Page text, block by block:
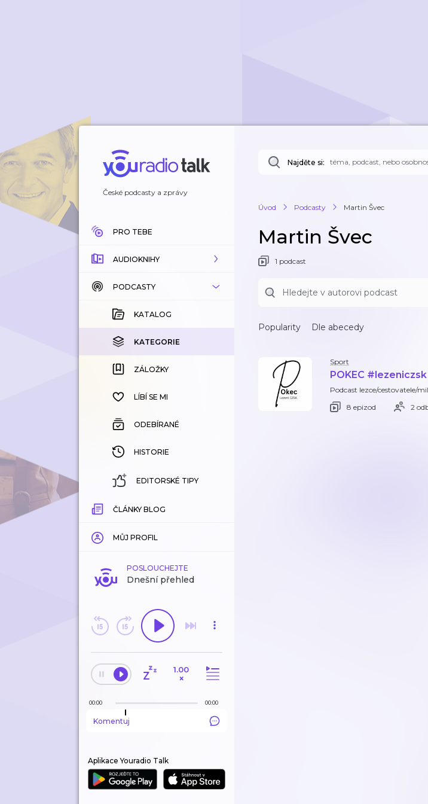
České podcasty a zprávy
PRO TEBE
AUDIOKNIHY
KATALOG
KOUPENÉ
KATEGORIE
ZÁLOŽKY
HISTORIE
PODCASTY
KATALOG
KATEGORIE
ZÁLOŽKY
LÍBÍ SE MI
ODEBÍRANÉ
HISTORIE
EDITORSKÉ TIPY
ČLÁNKY BLOG
MŮJ PROFIL
POSLOUCHEJTE
Dnešní přehled
1.00
×
00:00 00:00
Komentuj
Aplikace Youradio Talk
Najděte si:
Úvod Podcasty Martin Švec
Martin Švec
1 podcast
Popularity Dle abecedy
Sport
POKEC #lezeniczsk
Podcast lezce/cestovatele/
8 epizod
2